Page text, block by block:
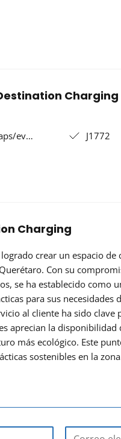
ev… J1772
Charging
crear un espacio
Con su
se ha establecido como
para sus necesidades
al cliente ha sido clave
aprecian la disponibilidad
más ecológico. Este
sostenibles en la